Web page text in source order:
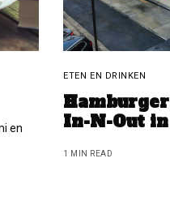
en
ETEN EN DRINKEN
In-N-Out
1 MIN READ